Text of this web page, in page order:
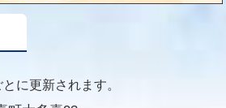
に更新されます。